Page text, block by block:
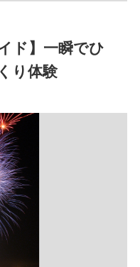
ド】一瞬でひ
り体験